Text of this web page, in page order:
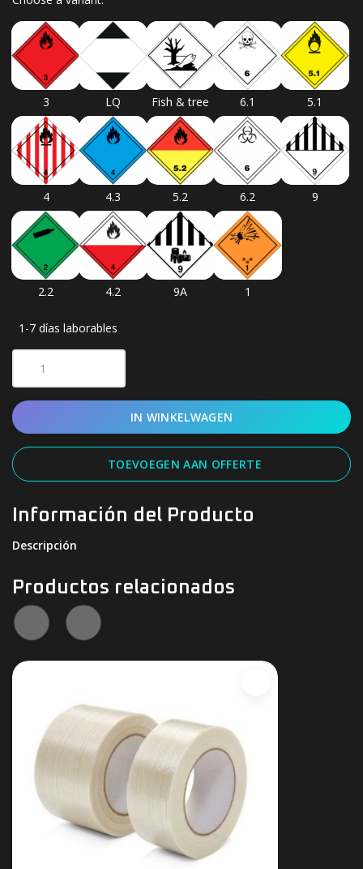
3 LQ Fish & tree 6.1 5.1
4 4.3 5.2 6.2 9
2.2 4.2 9A 1
1-7 días laborables
IN WINKELWAGEN
TOEVOEGEN AAN OFFERTE
Información del Producto
Descripción
Productos relacionados